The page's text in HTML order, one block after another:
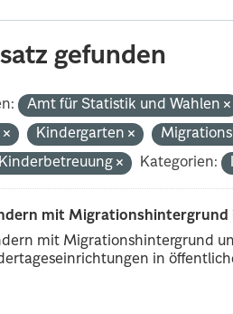
gefunden
Amt für Statistik und Wahlen
Kindergarten
Kinderbetreuung Kategorien:
mit Migrationshintergrund
mit Migrationshintergrund
in